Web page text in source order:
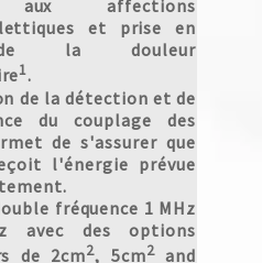
aux affections
et prise en
la douleur
1.
de la détection et de
du couplage des
de s'assurer que
l'énergie prévue
fréquence 1 MHz
avec des options
de 2cm2, 5cm2and